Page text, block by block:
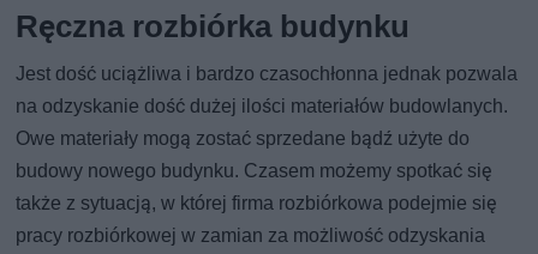
Ręczna rozbiórka budynku
Jest dość uciążliwa i bardzo czasochłonna jednak pozwala
na odzyskanie dość dużej ilości materiałów budowlanych.
Owe materiały mogą zostać sprzedane bądź użyte do
budowy nowego budynku. Czasem możemy spotkać się
także z sytuacją, w której firma rozbiórkowa podejmie się
pracy rozbiórkowej w zamian za możliwość odzyskania